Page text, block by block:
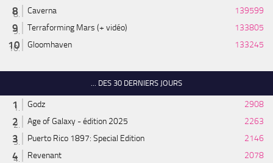
Caverna
139599
Terraforming Mars (+ vidéo)
133805
Gloomhaven
133245
... DES 30 DERNIERS JOURS
Godz
2908
Age of Galaxy - édition 2025
2263
Puerto Rico 1897: Special Edition
2146
Revenant
2078